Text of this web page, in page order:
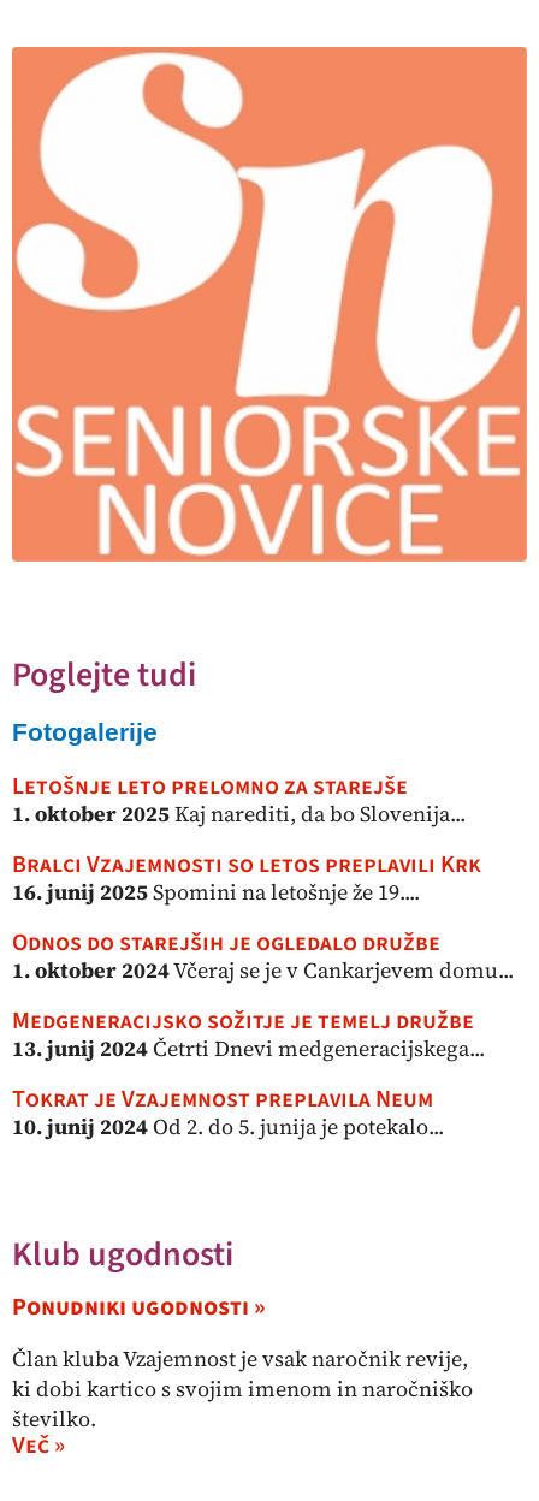
Poglejte tudi
Fotogalerije
Letošnje leto prelomno za starejše
1. oktober 2025Kaj narediti, da bo Slovenija...
Bralci Vzajemnosti so letos preplavili Krk
16. junij 2025Spomini na letošnje že 19....
Odnos do starejših je ogledalo družbe
1. oktober 2024Včeraj se je v Cankarjevem domu...
Medgeneracijsko sožitje je temelj družbe
13. junij 2024Četrti Dnevi medgeneracijskega...
Tokrat je Vzajemnost preplavila Neum
10. junij 2024Od 2. do 5. junija je potekalo...
Klub ugodnosti
Ponudniki ugodnosti »
Član kluba Vzajemnost je vsak naročnik revije,
ki dobi kartico s svojim imenom in naročniško
številko.
Več »